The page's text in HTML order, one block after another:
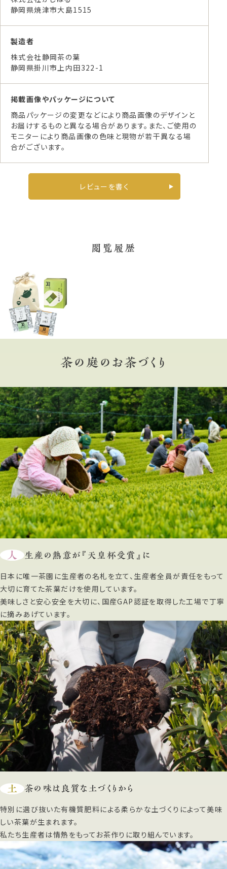
静岡県焼津市大島1515
製造者
株式会社静岡茶の葉
静岡県掛川市上内田322-1
掲載画像やパッケージについて
商品パッケージの変更などにより商品画像のデザインと
お届けするものと異なる場合があります。また、ご使用の
モニターにより商品画像の色味と現物が若干異なる場
合がございます。
レビューを書く
閲覧履歴
茶の庭のお茶づくり
人 生産の熱意が『天皇杯受賞』に
日本に唯一茶園に生産者の名札を立て、生産者全員が責任をもって
大切に育てた茶葉だけを使用しています。
美味しさと安心安全を大切に、国産GAP認証を取得した工場で丁寧
に摘みあげています。
土 茶の味は良質な土づくりから
特別に選び抜いた有機質肥料による柔らかな土づくりによって美味
しい茶葉が生まれます。
私たち生産者は情熱をもってお茶作りに取り組んでいます。